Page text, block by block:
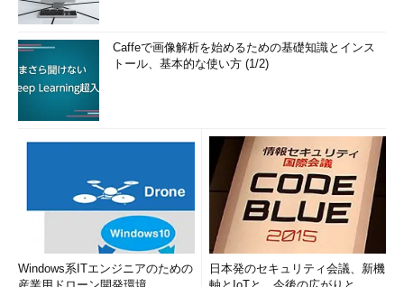
Caffeで画像解析を始めるための基礎知識とインス
トール、基本的な使い方 (1/2)
Windows系ITエンジニアのための
日本発のセキュリティ会議、新機